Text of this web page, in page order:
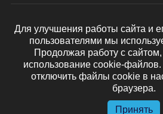
. Все права защищены.
Для улучшения работы сайта и
пользователями мы
Продолжая работу с
использование cookie-
отключить файлы cookie в
браузера.
Принять